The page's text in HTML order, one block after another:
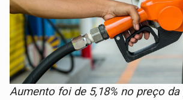
Aumento foi de 5,18% no preço